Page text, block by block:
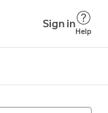
Sign in
Help